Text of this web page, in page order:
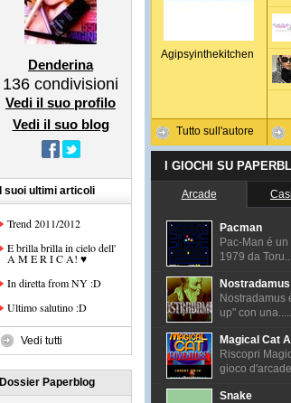
Denderina
136 condivisioni
Vedi il suo profilo
Vedi il suo blog
I suoi ultimi articoli
Trend 2011/2012
E brilla brilla in cielo dell'
A M E R I C A! ♥
In diretta from NY :D
Ultimo salutino :D
Vedi tutti
Dossier Paperblog
Agipsyinthekitchen
Tutto sull'autore
I GIOCHI SU
Arcade
Pacman
Pac-Man é
1979 da
Nostradamus
Nostradamus
up" con
Magical Cat
Riscopri
gioco
Snake